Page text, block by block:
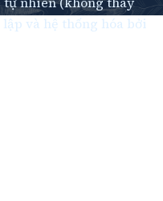
và hệ thống hóa bởi